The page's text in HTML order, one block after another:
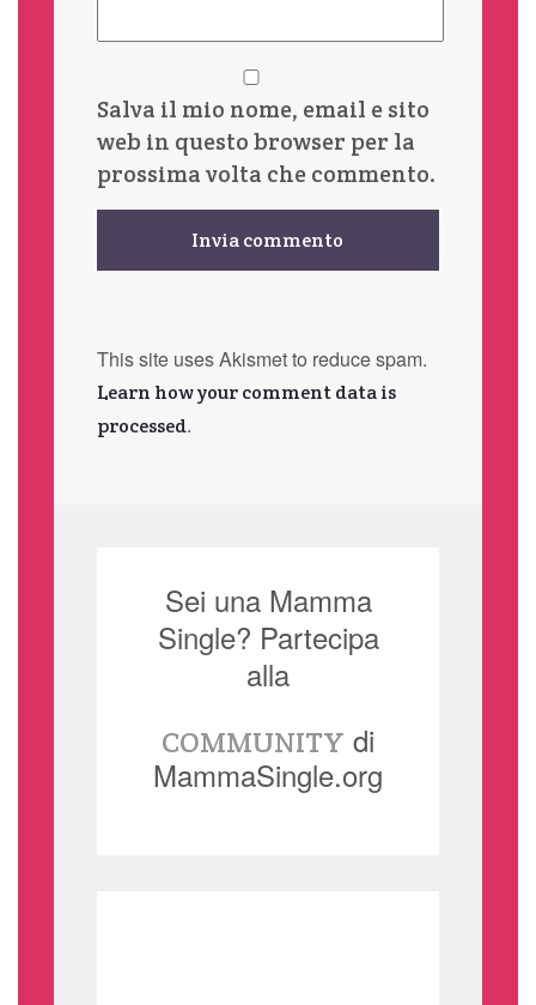
Salva il mio nome, email e sito
web in questo browser per la
prossima volta che commento.
This site uses Akismet to reduce spam.
Learn how your comment data is
processed.
Sei una Mamma
Single? Partecipa
alla
COMMUNITY di
MammaSingle.org